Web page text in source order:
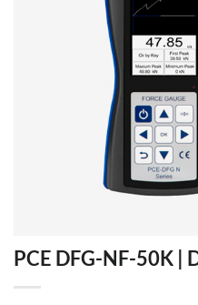
PCE DFG-NF-50K |